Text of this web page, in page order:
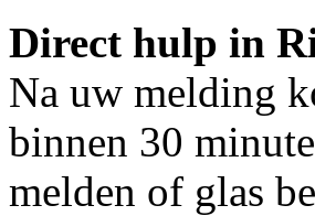
Direct hulp in
Na uw melding
binnen 30
melden of glas